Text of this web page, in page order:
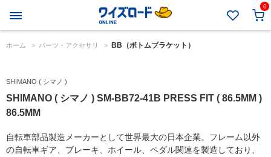
0
ホーム > パーツ・アクセサリ > BB（ボトムブラケット）
SHIMANO ( シマノ )
SHIMANO ( シマノ ) SM-BB72-41B PRESS FIT ( 86.5MM )
86.5MM
自転車部品製造メーカーとして世界最大の日本企業。フレーム以外
の自転車ギア、ブレーキ、ホイール、ペダル関連を製造しており、